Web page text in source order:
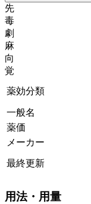
先
毒
劇
麻
向
覚
薬効分類
一般名
薬価
メーカー
最終更新
用法・用量